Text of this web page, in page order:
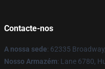
Contacte-nos
A nossa sede: 62335
Nosso Armazém: Lane 6780,